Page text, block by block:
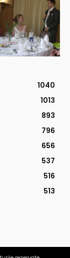
1040
1013
893
796
656
537
516
513